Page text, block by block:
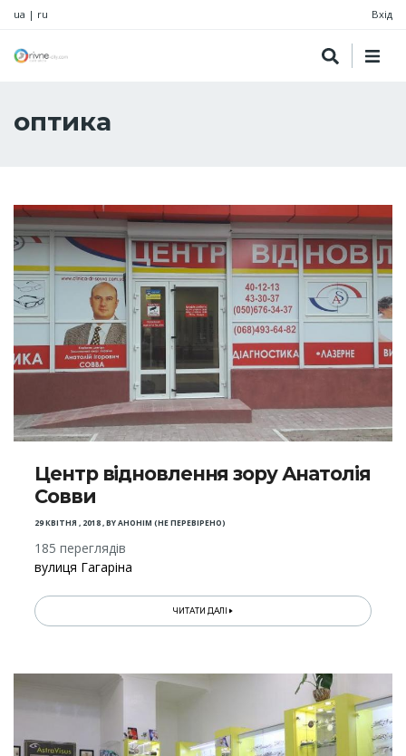
ua | ru Вхід
оптика
Центр відновлення зору Анатолія
Совви
29 КВІТНЯ , 2018,BYАНОНІМ (НЕ ПЕРЕВІРЕНО)
185 переглядів
вулиця Гагаріна
ЧИТАТИ ДАЛІ